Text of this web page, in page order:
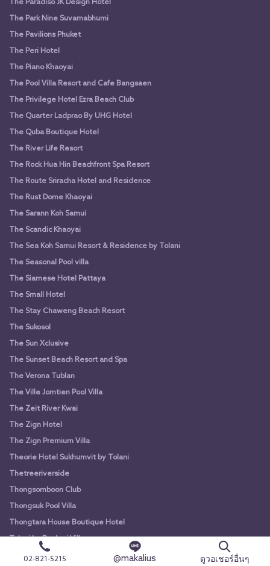
The Paradiso JK Design Hotel
The Park Nine Suvarnabhumi
The Pavilions Phuket
The Peri Hotel
The Piano Khaoyai
The Pool Villa Resort and Cafe Bangsaen
The Privilege Hotel Ezra Beach Club
The Quarter Ladprao By UHG Hotel
The Quba Boutique Hotel
The River Life Resort
The Rock Hua Hin Beachfront Spa Resort
The Route Sriracha Hotel and Residence
The Rust Dome Khaoyai
The Sarann Koh Samui
The Scandic Khaoyai
The Sea Koh Samui Resort & Residence by Tolani
The Seasonal Pool villa
The Siamese Hotel Pattaya
The Small Hotel
The Stay Chaweng Beach Resort
The Sukosol
The Sun Xclusive
The Sunset Beach Resort and Spa
The Verona Tublan
The Ville Jomtien Pool Villa
The Zeit River Kwai
The Zign Hotel
The Zign Premium Villa
Theorie Hotel Sukhumvit by Tolani
Thetreeriverside
Thongsomboon Club
Thongsuk Pool Villa
Thongtara House Boutique Hotel
Tolani Le Bayburi Villas
Tolani Resort Kui Buri
02-821-5215 @makalius ดูวอเชอร์อื่นๆ